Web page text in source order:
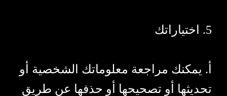
5. اختياراتك
أ. يمكنك مراجعة معلوماتك الشخصية أو
تحديثها أو تصحيحها أو حذفها عن طريق